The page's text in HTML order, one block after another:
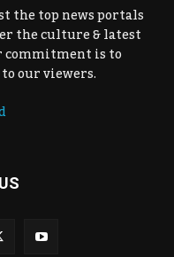
the top news portals
the culture & latest
commitment is to
our viewers.